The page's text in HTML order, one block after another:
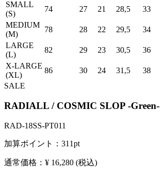
SMALL
(S)
74 27 21 28,5
33
MEDIUM
(M)
78 28 22 29,5
34
LARGE
(L)
82 29 23 30,5
36
X-LARGE
(XL)
86 30 24 31,5
38
SALE
RADIALL / COSMIC SLOP -Green-
RAD-18SS-PT011
加算ポイント： 311pt
通常価格： ¥ 16,280 (税込)